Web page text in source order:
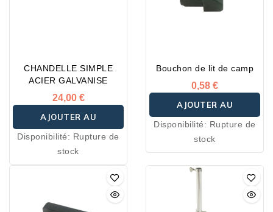
CHANDELLE SIMPLE
ACIER GALVANISE
24,00 €
AJOUTER AU
PANIER
Disponibilité: Rupture de
stock
Bouchon de lit de camp
0,58 €
AJOUTER AU
PANIER
Disponibilité: Rupture de
stock